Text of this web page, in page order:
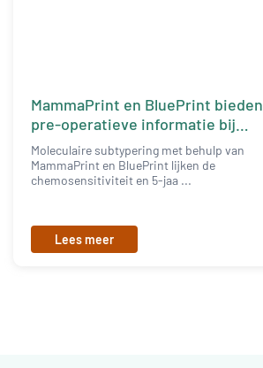
MammaPrint en BluePrint bieden
pre-operatieve informatie bij
borstkanker
Moleculaire subtypering met behulp van
MammaPrint en BluePrint lijken de
chemosensitiviteit en 5-jaa ...
Lees meer